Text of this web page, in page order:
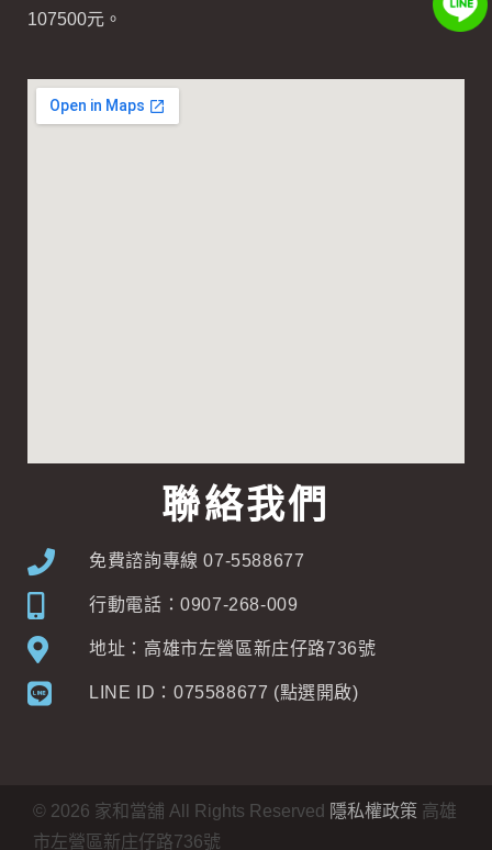
107500元。
聯絡我們
免費諮詢專線 07-5588677
行動電話：0907-268-009
地址：高雄市左營區新庄仔路736號
LINE ID：075588677 (點選開啟)
© 2026 家和當舖 All Rights Reserved 隱私權政策 高雄
市左營區新庄仔路736號